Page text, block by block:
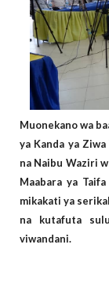
Muonekano wa
ya Kanda ya
na Naibu Waziri
Maabara ya
mikakati ya
na kutafuta
viwandani.